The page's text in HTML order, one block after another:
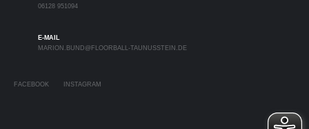
06128 951094
E-MAIL
MARION.BUND@FLOORBALL-TAUNUSSTEIN.DE
FACEBOOK INSTAGRAM